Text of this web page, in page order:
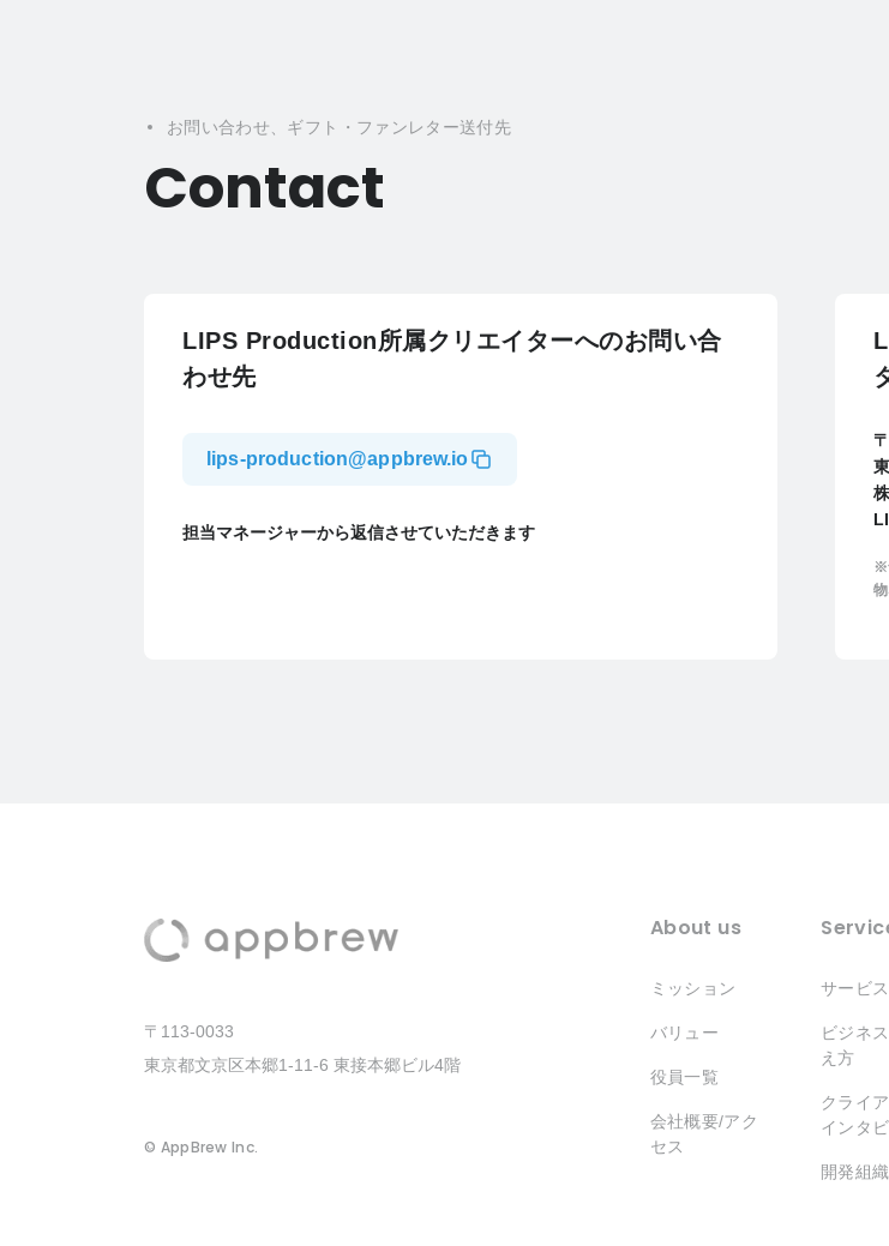
お問い合わせ、ギフト・ファンレター送付先
Contact
LIPS Production所属クリエイターへのお問い合
わせ先
lips-production@appbrew.io
担当マネージャーから返信させていただきます
※
〒113-0033
東京都文京区本郷1-11-6 東接本郷ビル4階
© AppBrew Inc.
About us
ミッション
バリュー
役員一覧
会社概要/アク
セス
サービス
ビジネ
え方
クライ
インタ
開発組織